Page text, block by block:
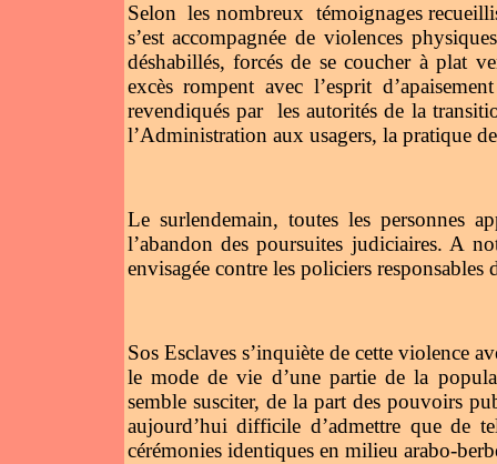
Selon les nombreux témoignages
s’est accompagnée de violences
déshabillés, forcés de se coucher à plat
excès rompent avec l’esprit
revendiqués par
les autorités de la
l’Administration aux usagers, la pratique
Le surlendemain, toutes les personnes
l’abandon des poursuites judiciaires. A
envisagée contre les policiers responsables
Sos Esclaves s’inquiète de cette violence
le mode de vie d’une partie de la
semble susciter, de la part des pouvoirs
aujourd’hui difficile d’admettre que de
cérémonies identiques en milieu arabo-